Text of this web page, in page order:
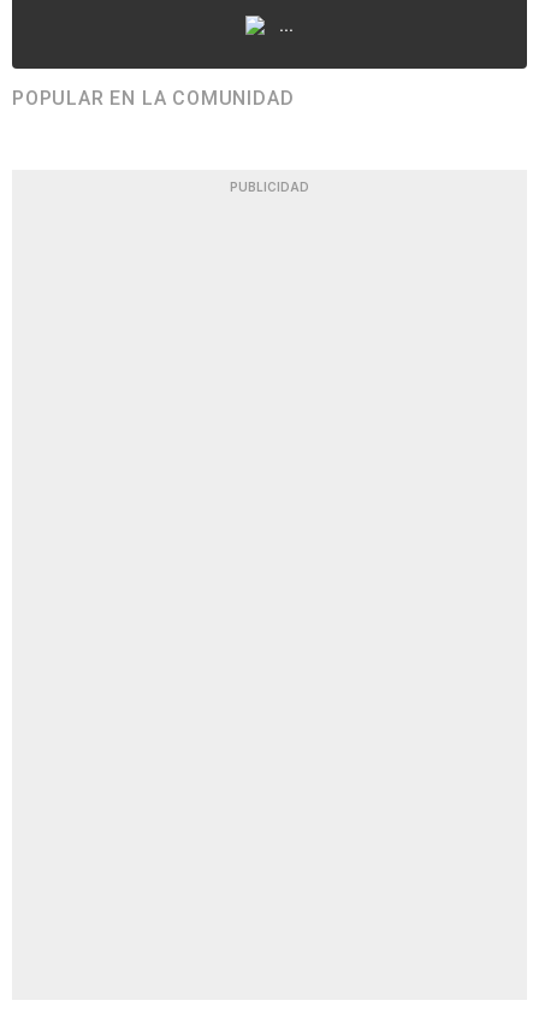
...
POPULAR EN LA COMUNIDAD
PUBLICIDAD